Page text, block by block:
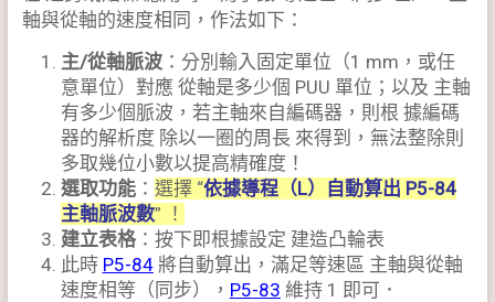
軸與從軸的速度相同，作法如下：
主/從軸脈波：分別輸入固定單位（1 mm，或任
意單位）對應 從軸是多少個 PUU 單位；以及 主軸
有多少個脈波，若主軸來自編碼器，則根 據編碼
器的解析度 除以一圈的周長 來得到，無法整除則
多取幾位小數以提高精確度！
選取功能： 選擇 “依據導程（L）自動算出 P5-84
主軸脈波數” ！
建立表格：按下即根據設定 建造凸輪表
此時 P5-84將自動算出，滿足等速區 主軸與從軸
速度相等（同步）， P5-83 維持 1 即可．